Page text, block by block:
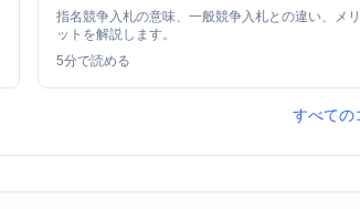
指名競争入札の意味、一般競争入札との違い、メ
ットを解説します。
5分で読める
すべての